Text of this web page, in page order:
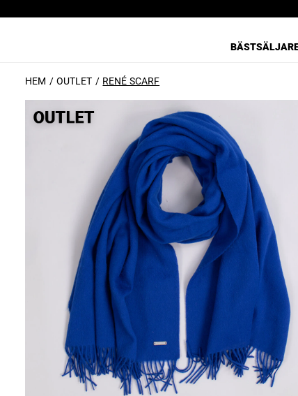
HEM OUTLET RENÉ SCARF